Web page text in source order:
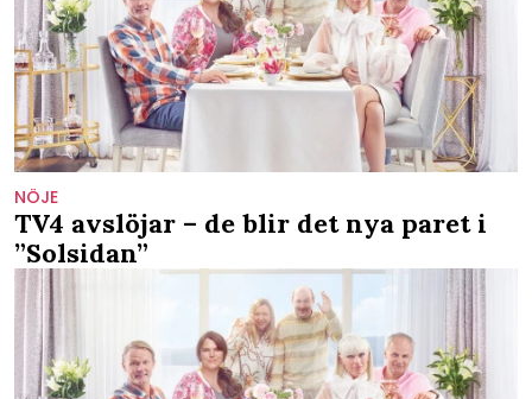
NÖJE
TV4 avslöjar – de blir det nya paret i
”Solsidan”